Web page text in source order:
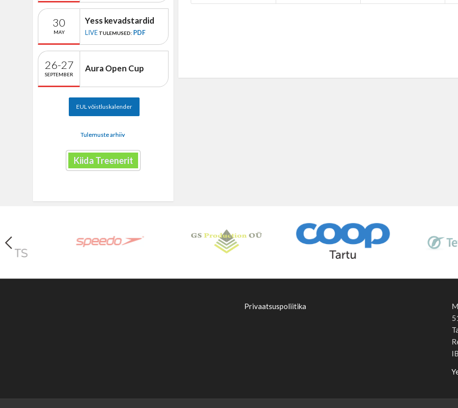
30
MAY
Yess kevadstardid
LIVE TULEMUSED: PDF
26-27
SEPTEMBER
Aura Open Cup
EUL võistluskalender
Tulemuste arhiiv
Kiida Treenerit
Privaatsuspoliitika